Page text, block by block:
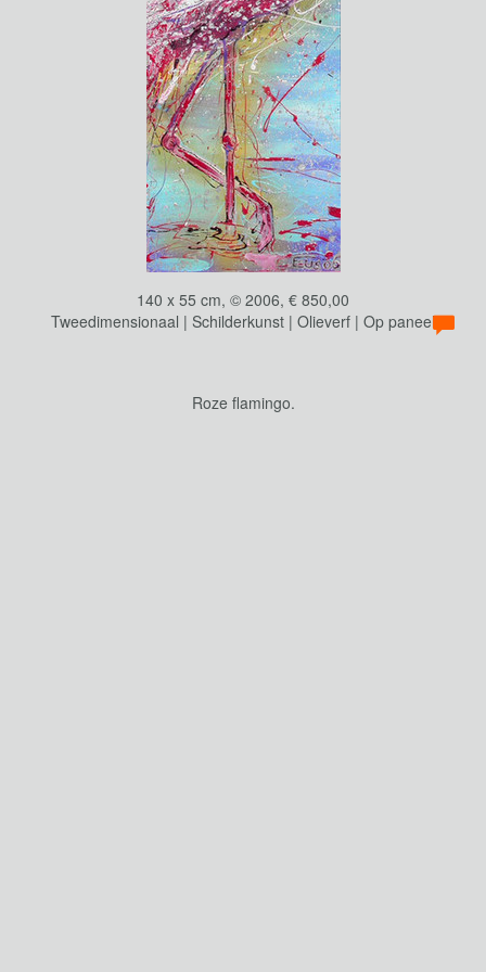
140 x 55 cm, © 2006, € 850,00
Tweedimensionaal | Schilderkunst | Olieverf | Op paneel
Roze flamingo.